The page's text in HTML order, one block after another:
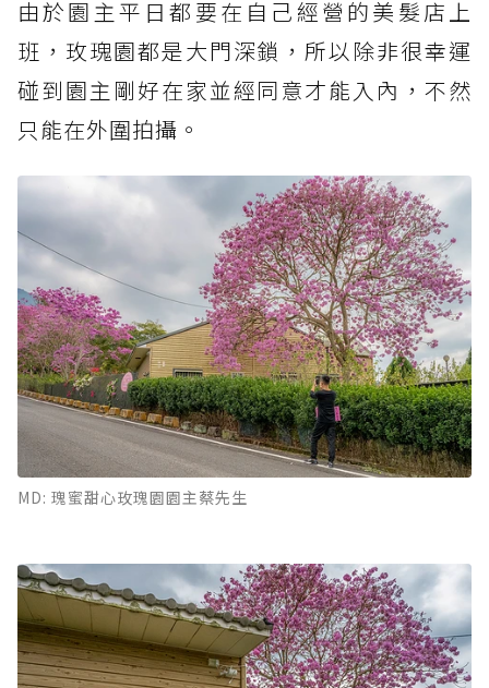
由於園主平日都要在自己經營的美髮店上
班，玫瑰園都是大門深鎖，所以除非很幸運
碰到園主剛好在家並經同意才能入內，不然
只能在外圍拍攝。
MD: 瑰蜜甜心玫瑰園園主蔡先生